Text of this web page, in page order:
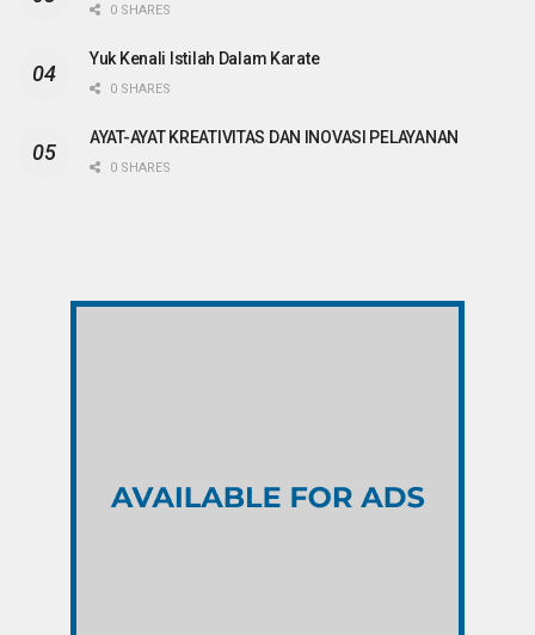
0 SHARES
Yuk Kenali Istilah Dalam Karate
0 SHARES
AYAT-AYAT KREATIVITAS DAN INOVASI PELAYANAN
0 SHARES